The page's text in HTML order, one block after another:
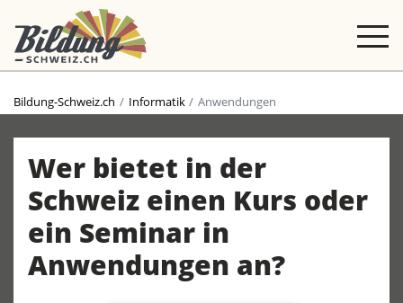
Bildung-Schweiz.ch Informatik Anwendungen
Wer bietet in der
Schweiz einen Kurs oder
ein Seminar in
Anwendungen an?